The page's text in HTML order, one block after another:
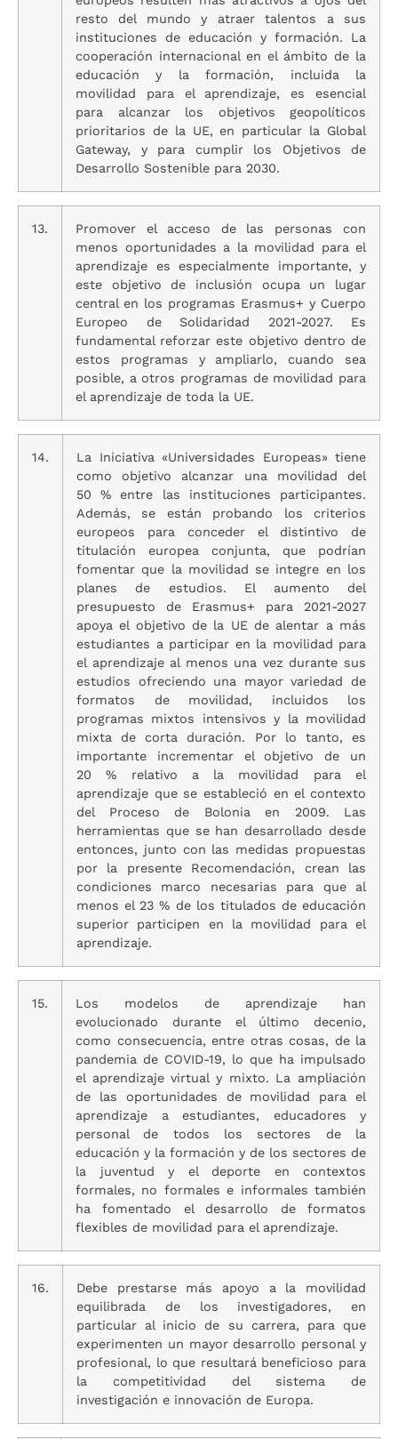
resto del mundo y atraer talentos a sus
instituciones de educación y formación. La
cooperación internacional en el ámbito de la
educación y la formación, incluida la
movilidad para el aprendizaje, es esencial
para alcanzar los objetivos geopolíticos
prioritarios de la UE, en particular la Global
Gateway, y para cumplir los Objetivos de
Desarrollo Sostenible para 2030.
13.
Promover el acceso de las personas con
menos oportunidades a la movilidad para el
aprendizaje es especialmente importante, y
este objetivo de inclusión ocupa un lugar
central en los programas Erasmus+ y Cuerpo
Europeo de Solidaridad 2021-2027. Es
fundamental reforzar este objetivo dentro de
estos programas y ampliarlo, cuando sea
posible, a otros programas de movilidad para
el aprendizaje de toda la UE.
14.
La Iniciativa «Universidades Europeas» tiene
como objetivo alcanzar una movilidad del
50 % entre las instituciones participantes.
Además, se están probando los criterios
europeos para conceder el distintivo de
titulación europea conjunta, que podrían
fomentar que la movilidad se integre en los
planes de estudios. El aumento del
presupuesto de Erasmus+ para 2021-2027
apoya el objetivo de la UE de alentar a más
estudiantes a participar en la movilidad para
el aprendizaje al menos una vez durante sus
estudios ofreciendo una mayor variedad de
formatos de movilidad, incluidos los
programas mixtos intensivos y la movilidad
mixta de corta duración. Por lo tanto, es
importante incrementar el objetivo de un
20 % relativo a la movilidad para el
aprendizaje que se estableció en el contexto
del Proceso de Bolonia en 2009. Las
herramientas que se han desarrollado desde
entonces, junto con las medidas propuestas
por la presente Recomendación, crean las
condiciones marco necesarias para que al
menos el 23 % de los titulados de educación
superior participen en la movilidad para el
aprendizaje.
15.
Los modelos de aprendizaje han
evolucionado durante el último decenio,
como consecuencia, entre otras cosas, de la
pandemia de COVID-19, lo que ha impulsado
el aprendizaje virtual y mixto. La ampliación
de las oportunidades de movilidad para el
aprendizaje a estudiantes, educadores y
personal de todos los sectores de la
educación y la formación y de los sectores de
la juventud y el deporte en contextos
formales, no formales e informales también
ha fomentado el desarrollo de formatos
flexibles de movilidad para el aprendizaje.
16.
Debe prestarse más apoyo a la movilidad
equilibrada de los investigadores, en
particular al inicio de su carrera, para que
experimenten un mayor desarrollo personal y
profesional, lo que resultará beneficioso para
la competitividad del sistema de
investigación e innovación de Europa.